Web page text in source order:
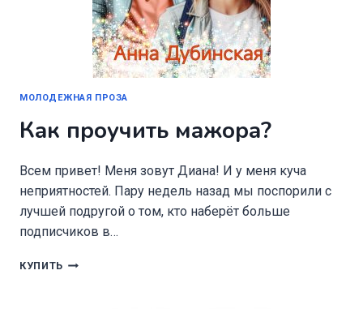
МОЛОДЕЖНАЯ ПРОЗА
Как проучить мажора?
Всем привет! Меня зовут Диана! И у меня куча
неприятностей. Пару недель назад мы поспорили с
лучшей подругой о том, кто наберёт больше
подписчиков в…
КУПИТЬ КАК